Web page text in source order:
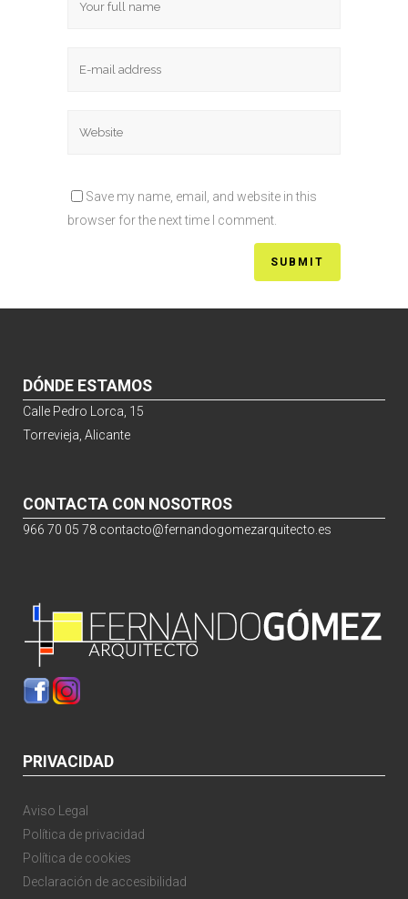
Save my name, email, and website in this
browser for the next time I comment.
DÓNDE ESTAMOS
Calle Pedro Lorca, 15
Torrevieja, Alicante
CONTACTA CON NOSOTROS
966 70 05 78 contacto@fernandogomezarquitecto.es
PRIVACIDAD
Aviso Legal
Política de privacidad
Política de cookies
Declaración de accesibilidad